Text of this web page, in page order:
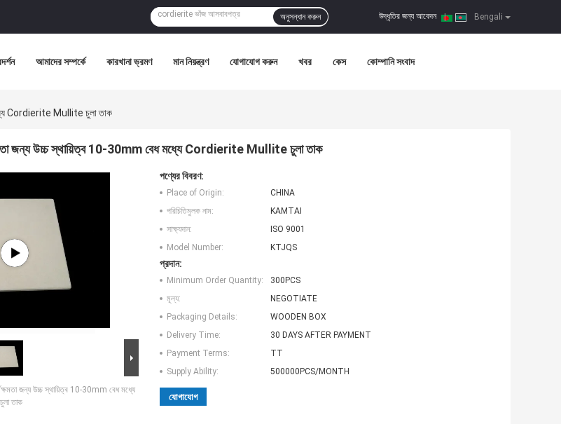
Bengali
উদ্ধৃতির জন্য আবেদন |
অনুসন্ধান করুন
আমাদের সম্পর্কে কারখানা ভ্রমণ মান নিয়ন্ত্রণ যোগাযোগ করুন খবর কেস কোম্পানি সংবাদ
Cordierite Mullite চুলা তাক
জন্য উচ্চ স্থায়িত্ব 10-30mm বেধ মধ্যে Cordierite Mullite চুলা তাক
জন্য উচ্চ স্থায়িত্ব 10-30mm বেধ মধ্যে
তাক
পণ্যের বিবরণ:
Place of Origin:
CHINA
পরিচিতিমুলক নাম:
KAMTAI
সাক্ষ্যদান:
ISO 9001
Model Number:
KTJQS
প্রদান:
Minimum Order Quantity:
300PCS
মূল্য:
NEGOTIATE
Packaging Details:
WOODEN BOX
Delivery Time:
30 DAYS AFTER PAYMENT
Payment Terms:
TT
Supply Ability:
500000PCS/MONTH
যোগাযোগ